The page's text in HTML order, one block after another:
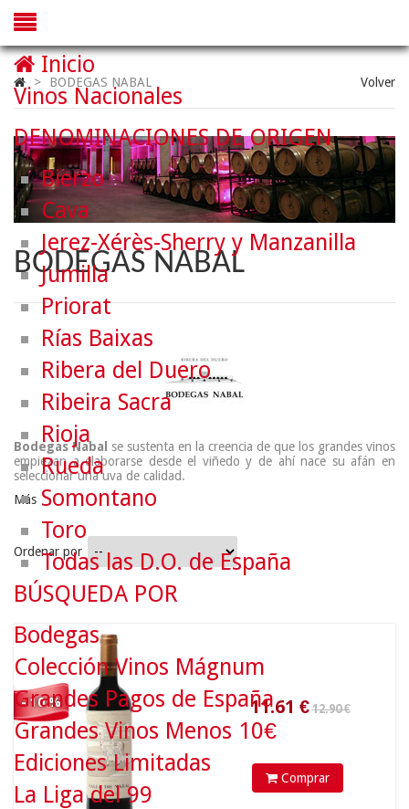
> BODEGAS NABAL Volver
BODEGAS NABAL
Bodegas Nabal
se sustenta en la creencia de que los grandes vinos
empiezan a elaborarse desde el viñedo y de ahí nace su afán en
seleccionar una uva de calidad.
Más
Ordenar por
- 10 %
Comprar
Inicio
Vinos Nacionales
DENOMINACIONES DE ORIGEN
Bierzo
Cava
Jerez-Xérès-Sherry y Manzanilla
Jumilla
Priorat
Rías Baixas
Ribera del Duero
Ribeira Sacra
Rioja
Rueda
Somontano
Toro
Todas las D.O. de España
BÚSQUEDA POR
Bodegas
Colección Vinos Mágnum
Grandes Pagos de España
Grandes Vinos Menos 10€
Ediciones Limitadas
La Liga del 99